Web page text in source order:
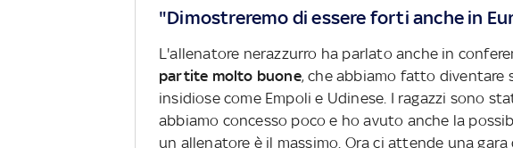
"Dimostreremo di essere forti anche in
L'allenatore nerazzurro ha parlato anche in
partite molto buone, che abbiamo fatto diventare
insidiose come Empoli e Udinese. I ragazzi sono
abbiamo concesso poco e ho avuto anche la
un allenatore è il massimo. Ora ci attende una